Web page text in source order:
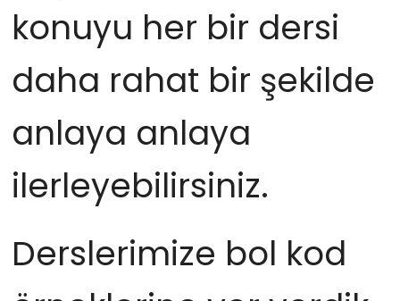
konuyu her bir dersi
daha rahat bir şekilde
anlaya anlaya
ilerleyebilirsiniz.
Derslerimize bol kod